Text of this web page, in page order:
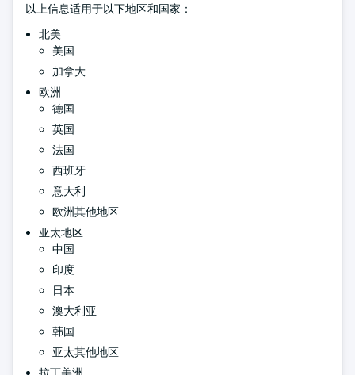
以上信息适用于以下地区和国家：
北美
美国
加拿大
欧洲
德国
英国
法国
西班牙
意大利
欧洲其他地区
亚太地区
中国
印度
日本
澳大利亚
韩国
亚太其他地区